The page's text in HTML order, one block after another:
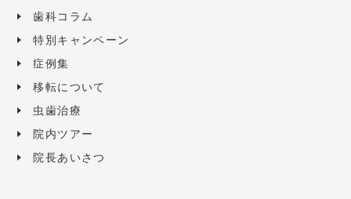
歯科コラム
特別キャンペーン
症例集
移転について
虫歯治療
院内ツアー
院長あいさつ